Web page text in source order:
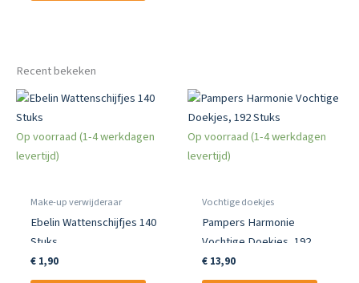
Recent bekeken
Op voorraad (1-4 werkdagen
levertijd)
Make-up verwijderaar
Ebelin Wattenschijfjes 140
Stuks
€1,90
Op voorraad (1-4 werkdagen
levertijd)
Vochtige doekjes
Pampers Harmonie
Vochtige Doekjes, 192
Stuks
€13,90